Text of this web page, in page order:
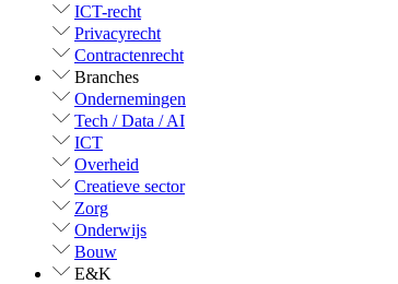
ICT-recht
Privacyrecht
Contractenrecht
Branches
Ondernemingen
Tech / Data / AI
ICT
Overheid
Creatieve sector
Zorg
Onderwijs
Bouw
E&K